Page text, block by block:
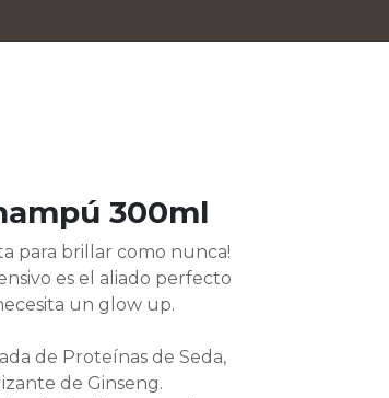
300ml
para brillar como nunca!
es el aliado perfecto
un glow up.
de Proteínas de Seda,
de Ginseng.